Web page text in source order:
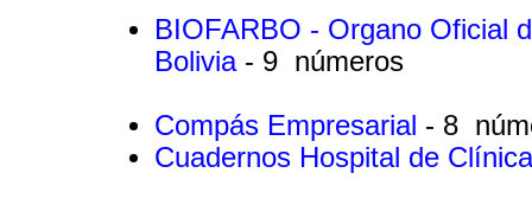
BIOFARBO - Organo Oficial
Bolivia - 9 números
Compás Empresarial - 8
Cuadernos Hospital de